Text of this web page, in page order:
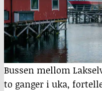
Bussen mellom
to ganger i uka,